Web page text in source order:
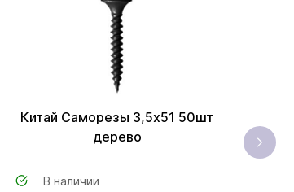
Китай Саморезы 3,5x51 50шт
дерево
В наличии